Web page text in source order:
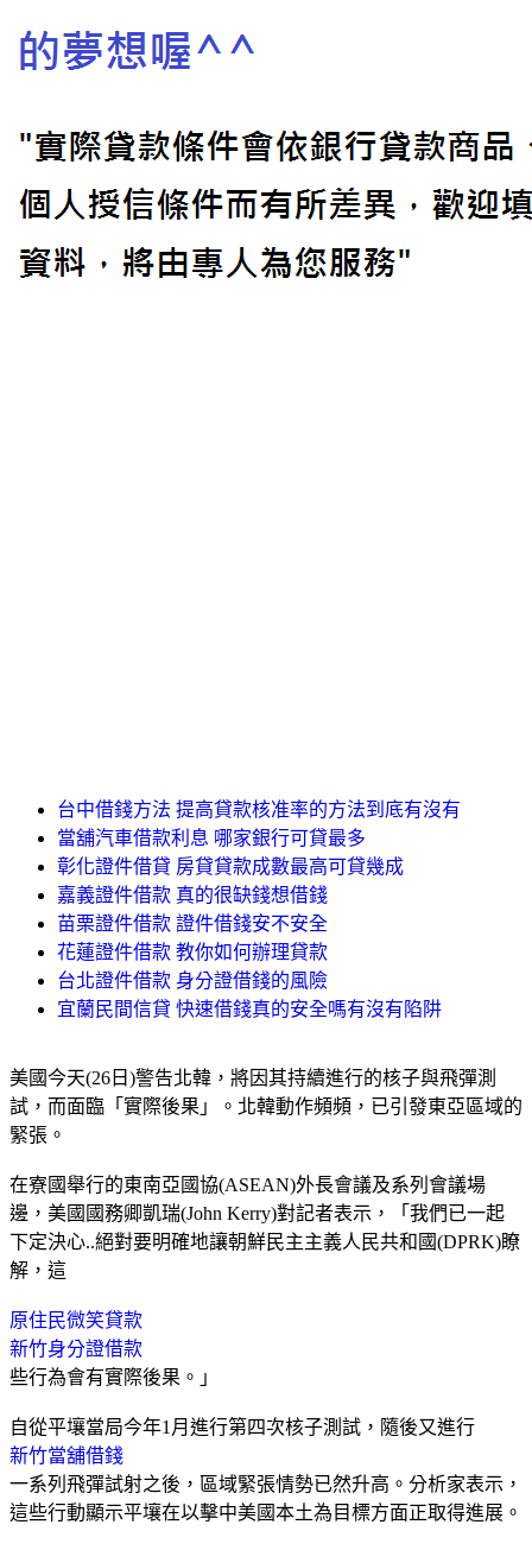
台中借錢方法 提高貸款核准率的方法到底有沒有
當舖汽車借款利息 哪家銀行可貸最多
彰化證件借貸 房貸貸款成數最高可貸幾成
嘉義證件借款 真的很缺錢想借錢
苗栗證件借款 證件借錢安不安全
花蓮證件借款 教你如何辦理貸款
台北證件借款 身分證借錢的風險
宜蘭民間信貸 快速借錢真的安全嗎有沒有陷阱
美國今天(26日)警告北韓，將因其持續進行的核子與飛彈測
試，而面臨「實際後果」。北韓動作頻頻，已引發東亞區域的
緊張。
在寮國舉行的東南亞國協(ASEAN)外長會議及系列會議場
邊，美國國務卿凱瑞(John Kerry)對記者表示，「我們已一起
下定決心..絕對要明確地讓朝鮮民主主義人民共和國(DPRK)瞭
解，這
原住民微笑貸款
新竹身分證借款
些行為會有實際後果。」
自從平壤當局今年1月進行第四次核子測試，隨後又進行
新竹當舖借錢
一系列飛彈試射之後，區域緊張情勢已然升高。分析家表示，
這些行動顯示平壤在以擊中美國本土為目標方面正取得進展。